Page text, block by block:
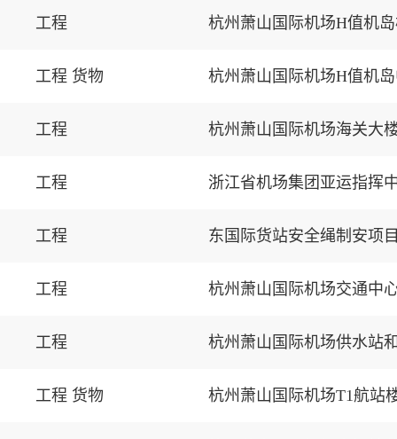
工程 杭州萧山国际机场H值机
工程 货物 杭州萧山国际机场H值机
工程
工程 浙江省机场集团亚运指挥
工程 东国际货站安全绳制安项
工程 杭州萧山国际机场交通中
工程 杭州萧山国际机场供水站
工程 货物 杭州萧山国际机场T1航站